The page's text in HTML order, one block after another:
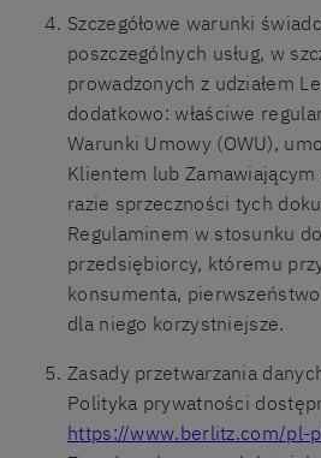
Szczegółowe warunki
poszczególnych usług, w
prowadzonych z udziałem
dodatkowo: właściwe
Warunki Umowy (OWU),
Klientem lub
razie sprzeczności tych
Regulaminem w stosunku
przedsiębiorcy, któremu
konsumenta,
dla niego korzystniejsze.
Zasady przetwarzania
Polityka prywatności
https://www.berlitz.com/pl-